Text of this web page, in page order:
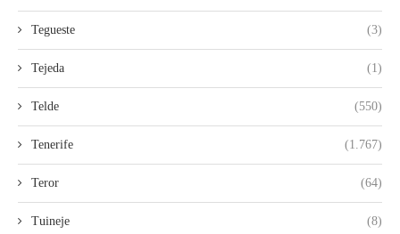
Tegueste (3)
Tejeda (1)
Telde (550)
Tenerife (1.767)
Teror (64)
Tuineje (8)